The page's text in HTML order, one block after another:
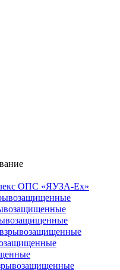
ОПС «ЯУЗА-Ех»